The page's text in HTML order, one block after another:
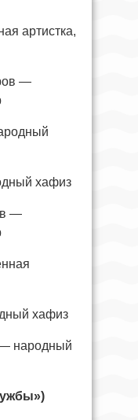
артистка,
—
хафиз
—
хафиз
народный